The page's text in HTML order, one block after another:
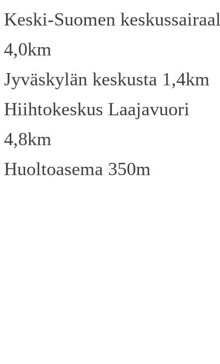
Keski-Suomen
4,0km
Jyväskylän keskusta 1,4km
Hiihtokeskus Laajavuori
4,8km
Huoltoasema 350m